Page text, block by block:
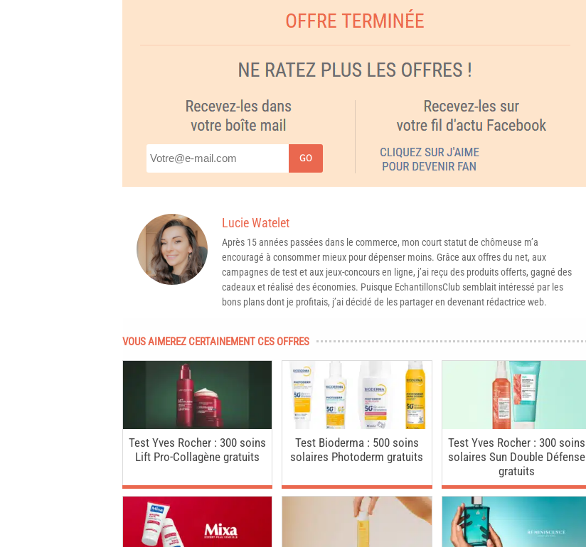
GO
Lucie Watelet
Après 15 années passées dans le commerce, mon court statut de chômeuse m’a
encouragé à consommer mieux pour dépenser moins. Grâce aux offres du net, aux
campagnes de test et aux jeux-concours en ligne, j’ai reçu des produits offerts, gagné des
cadeaux et réalisé des économies. Puisque EchantillonsClub semblait intéressé par les
bons plans dont je profitais, j’ai décidé de les partager en devenant rédactrice web.
VOUS AIMEREZ CERTAINEMENT CES OFFRES
Test Yves Rocher : 300 soins
Lift Pro-Collagène gratuits
Test Bioderma : 500 soins
solaires Photoderm gratuits
Test Yves Rocher : 300 soins
solaires Sun Double Défense
gratuits